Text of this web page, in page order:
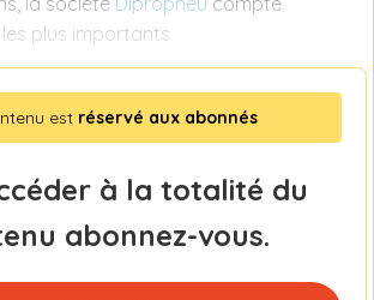
plus importants
est réservé aux abonnés
à la totalité du
abonnez-vous.